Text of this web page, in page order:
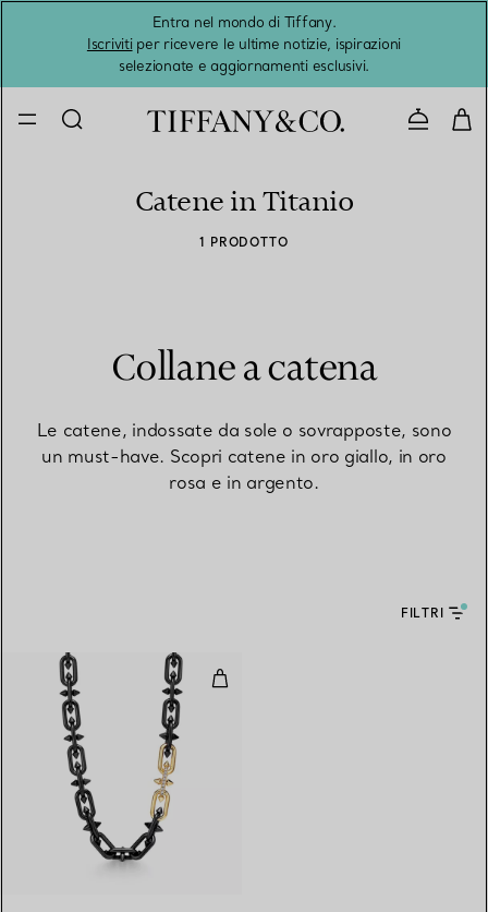
Entra nel mondo di Tiffany.
Iscrivitiper ricevere le ultime notizie, ispirazioni
selezionate e aggiornamenti esclusivi.
Catene in Titanio
1 PRODOTTO
Collane a catena
Le catene, indossate da sole o sovrapposte, sono
un must-have. Scopri catene in oro giallo, in oro
rosa e in argento.
FILTRI
Collana in titanio, oro e diamanti